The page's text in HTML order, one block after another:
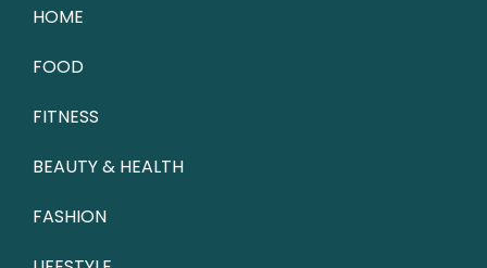
HOME
FOOD
FITNESS
BEAUTY & HEALTH
FASHION